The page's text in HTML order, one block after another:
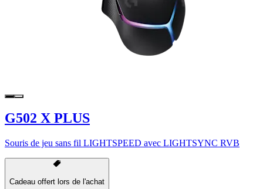
G502 X PLUS
Souris de jeu sans fil LIGHTSPEED avec LIGHTSYNC RVB
Cadeau offert lors de l'achat